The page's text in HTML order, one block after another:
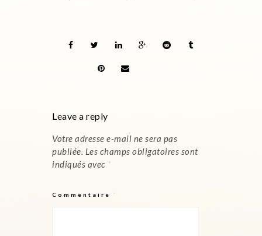
Leave a reply
Votre adresse e-mail ne sera pas
publiée. Les champs obligatoires sont
indiqués avec *
Commentaire *